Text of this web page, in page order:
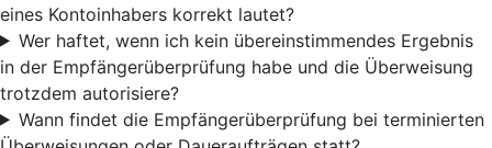
eines Kontoinhabers korrekt lautet?
Wer haftet, wenn ich kein übereinstimmendes Ergebnis
in der Empfängerüberprüfung habe und die Überweisung
trotzdem autorisiere?
Wann findet die Empfängerüberprüfung bei terminierten